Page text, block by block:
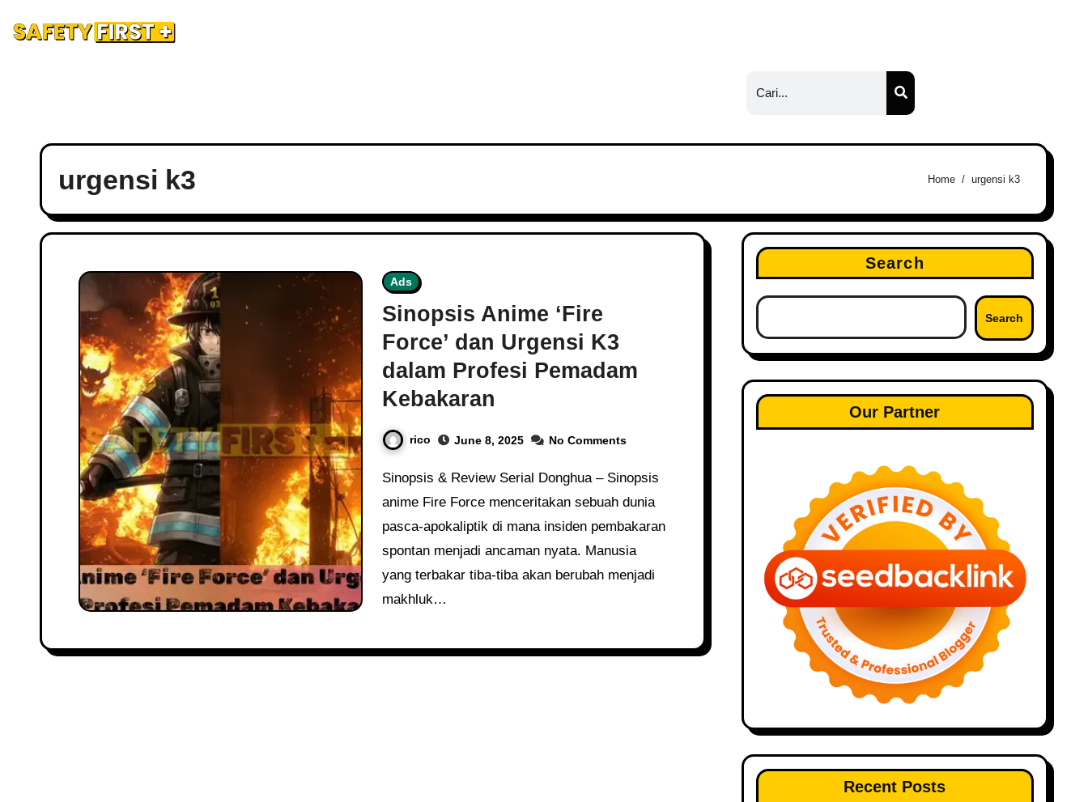
urgensi k3 Home urgensi k3
Ads
Sinopsis Anime ‘Fire
Force’ dan Urgensi K3
dalam Profesi Pemadam
Kebakaran
rico June 8, 2025 No Comments
Sinopsis & Review Serial Donghua – Sinopsis
anime Fire Force menceritakan sebuah dunia
pasca-apokaliptik di mana insiden pembakaran
spontan menjadi ancaman nyata. Manusia
yang terbakar tiba-tiba akan berubah menjadi
makhluk…
Search
Search
Our Partner
Recent Posts